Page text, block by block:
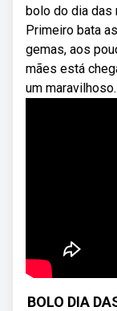
bolo do dia das
Primeiro bata
gemas, aos
mães está
um maravilhoso.
BOLO DIA